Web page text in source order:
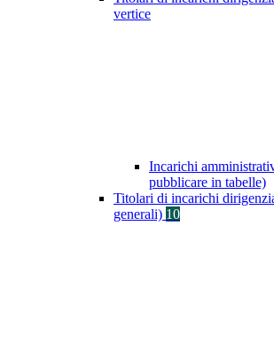
vertice
Incarichi
pubblicare in tabelle)
Titolari di incarichi
generali) 10